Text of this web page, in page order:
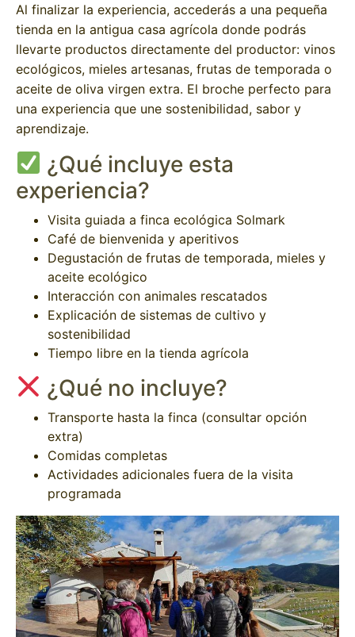
Al finalizar la experiencia, accederás a una pequeña
tienda en la antigua casa agrícola donde podrás
llevarte productos directamente del productor: vinos
ecológicos, mieles artesanas, frutas de temporada o
aceite de oliva virgen extra. El broche perfecto para
una experiencia que une sostenibilidad, sabor y
aprendizaje.
¿Qué incluye esta
experiencia?
Visita guiada a finca ecológica Solmark
Café de bienvenida y aperitivos
Degustación de frutas de temporada, mieles y
aceite ecológico
Interacción con animales rescatados
Explicación de sistemas de cultivo y
sostenibilidad
Tiempo libre en la tienda agrícola
¿Qué no incluye?
Transporte hasta la finca (consultar opción
extra)
Comidas completas
Actividades adicionales fuera de la visita
programada